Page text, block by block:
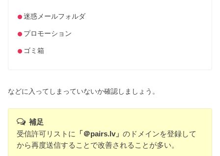
迷惑メールフォルダ
プロモーション
ゴミ箱
などに入ってしまっていないか確認しましょう。
補足
受信許可リストに
「＠pairs.lv」のドメインを登録して
から再度送信することで改善されることが多い。